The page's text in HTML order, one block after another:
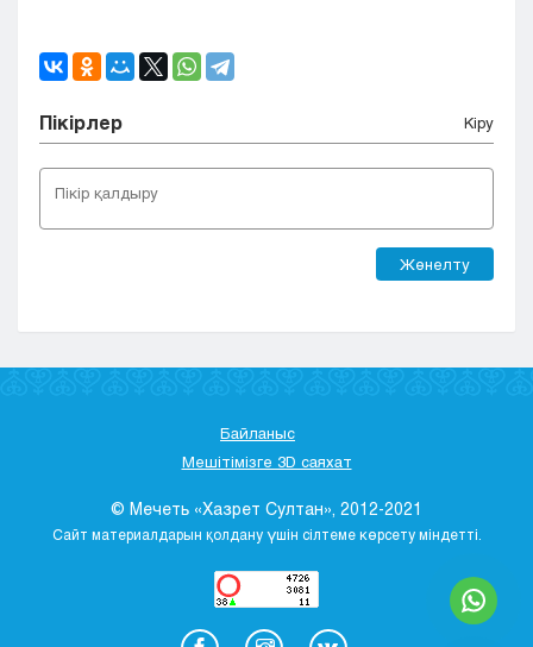
Пікірлер Кіру
Жөнелту
Байланыс
Мешітімізге 3D саяхат
© Мечеть «Хазрет Султан», 2012-2021
Сайт материалдарын қолдану үшін сілтеме көрсету міндетті.